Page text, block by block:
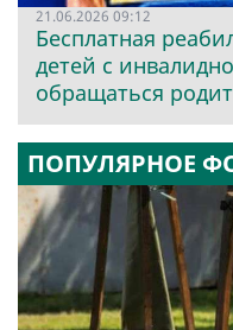
21.06.2026 09:12
Бесплатная
детей с
обращаться
ПОПУЛЯРНОЕ